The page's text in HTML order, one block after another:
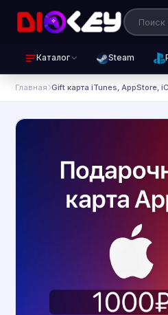
Каталог Steam
Главная Gift карта iTunes, AppStore,